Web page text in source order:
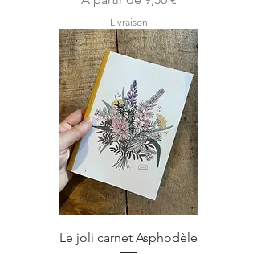
Livraison
Le joli carnet Asphodèle